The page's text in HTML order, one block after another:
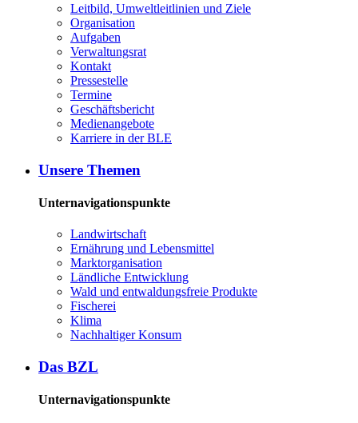
Leit­bild, Um­welt­leit­li­ni­en und Zie­le
Or­ga­ni­sa­ti­on
Auf­ga­ben
Ver­wal­tungs­rat
Kon­takt
Pres­se­stel­le
Ter­mi­ne
Ge­schäfts­be­richt
Me­di­en­an­ge­bo­te
Kar­rie­re in der BLE
Un­se­re The­men
Unternavigationspunkte
Land­wirt­schaft
Er­näh­rung und Le­bens­mit­tel
Markt­or­ga­ni­sa­ti­on
Länd­li­che Ent­wick­lung
Wald und ent­wal­dungs­freie Pro­duk­te
Fi­sche­rei
Kli­ma
Nach­hal­ti­ger Kon­sum
Das BZL
Unternavigationspunkte